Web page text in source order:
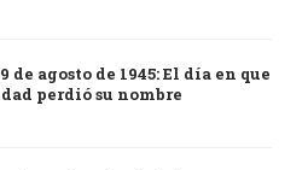
de agosto de 1945: El día en que
perdió su nombre